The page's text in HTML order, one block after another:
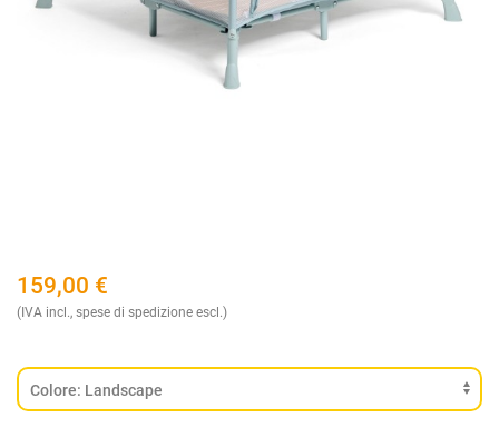
159,00 €
(IVA incl., spese di spedizione escl.)